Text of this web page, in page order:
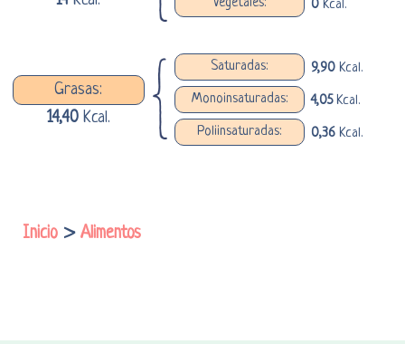
0Kcal.
Grasas:
14,40Kcal.
Saturadas: 9,90Kcal.
Monoinsaturadas:
4,05Kcal.
Poliinsaturadas:
0,36Kcal.
Inicio > Alimentos